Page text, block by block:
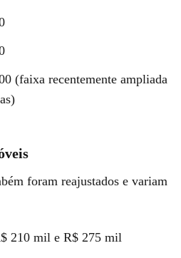
(faixa recentemente ampliada
foram reajustados e variam
210 mil e R$ 275 mil